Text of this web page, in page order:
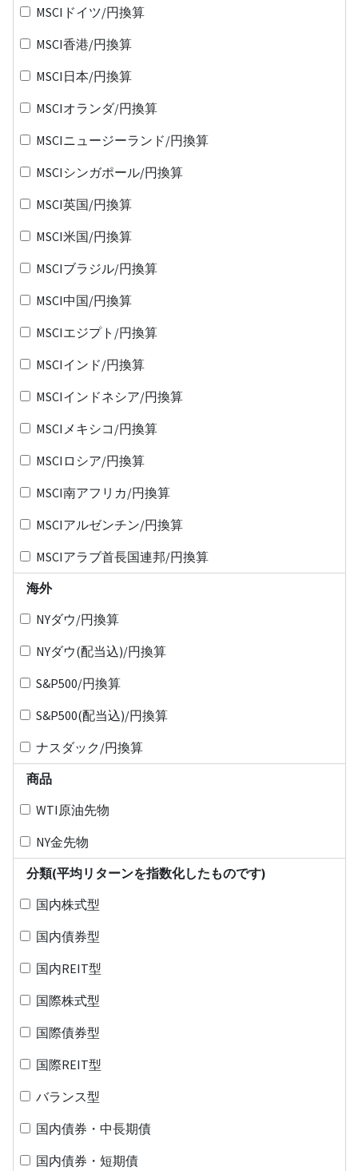
MSCIドイツ/円換算
MSCI香港/円換算
MSCI日本/円換算
MSCIオランダ/円換算
MSCIニュージーランド/円換算
MSCIシンガポール/円換算
MSCI英国/円換算
MSCI米国/円換算
MSCIブラジル/円換算
MSCI中国/円換算
MSCIエジプト/円換算
MSCIインド/円換算
MSCIインドネシア/円換算
MSCIメキシコ/円換算
MSCIロシア/円換算
MSCI南アフリカ/円換算
MSCIアルゼンチン/円換算
MSCIアラブ首長国連邦/円換算
海外
NYダウ/円換算
NYダウ(配当込)/円換算
S&P500/円換算
S&P500(配当込)/円換算
ナスダック/円換算
商品
WTI原油先物
NY金先物
分類(平均リターンを指数化したものです)
国内株式型
国内債券型
国内REIT型
国際株式型
国際債券型
国際REIT型
バランス型
国内債券・中長期債
国内債券・短期債